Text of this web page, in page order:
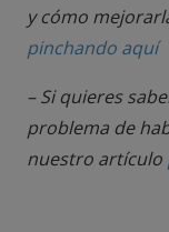
y cómo
pinchando aquí
– Si quieres
problema de
nuestro artículo